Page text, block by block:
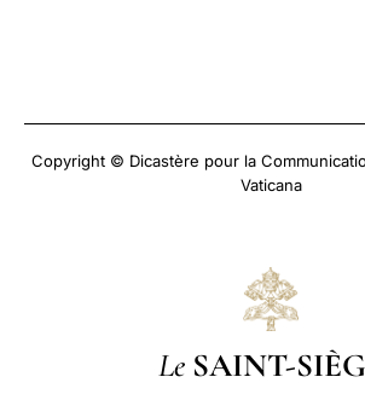
Copyright © Dicastère pour la
Vaticana
Le SAINT-